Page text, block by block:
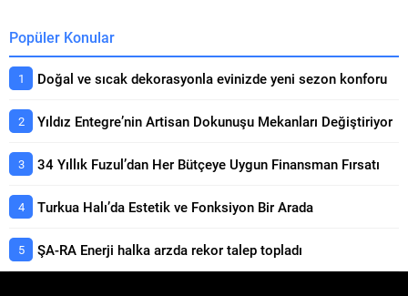
Popüler Konular
Doğal ve sıcak dekorasyonla evinizde yeni sezon konforu
Yıldız Entegre’nin Artisan Dokunuşu Mekanları Değiştiriyor
34 Yıllık Fuzul’dan Her Bütçeye Uygun Finansman Fırsatı
Turkua Halı’da Estetik ve Fonksiyon Bir Arada
ŞA-RA Enerji halka arzda rekor talep topladı